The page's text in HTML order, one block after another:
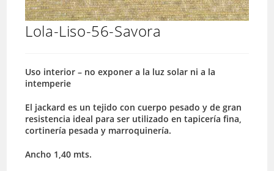
Lola-Liso-56-Savora
Uso interior – no exponer a la luz solar ni a la
intemperie
El jackard es un tejido con cuerpo pesado y de gran
resistencia ideal para ser utilizado en tapicería fina,
cortinería pesada y marroquinería.
Ancho 1,40 mts.